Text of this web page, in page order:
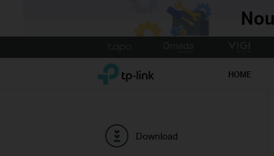
to
TP-Link, Reliably Smart HOME
Download